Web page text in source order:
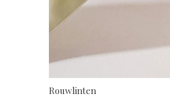
Rouwlinten